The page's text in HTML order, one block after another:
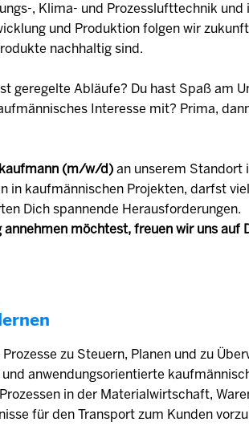
, Klima- und Prozesslufttechnik
und Produktion folgen wir
nachhaltig sind.
geregelte Abläufe? Du hast Spaß am
Interesse mit? Prima,
(m/w/d) an unserem Standort
in kaufmännischen Projekten, darfst
Dich spannende Herausforderungen.
möchtest, freuen wir uns auf
zu Steuern, Planen und zu
anwendungsorientierte
in der Materialwirtschaft,
für den Transport zum Kunden